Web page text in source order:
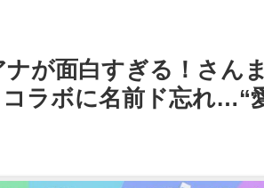
が面白すぎる！さん
ラボに名前ド忘れ…“